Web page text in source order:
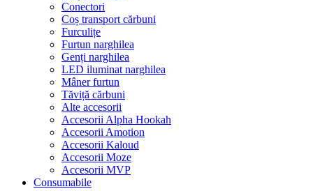
Conectori
Coș transport cărbuni
Furculițe
Furtun narghilea
Genți narghilea
LED iluminat narghilea
Mâner furtun
Tăviță cărbuni
Alte accesorii
Accesorii Alpha Hookah
Accesorii Amotion
Accesorii Kaloud
Accesorii Moze
Accesorii MVP
Consumabile